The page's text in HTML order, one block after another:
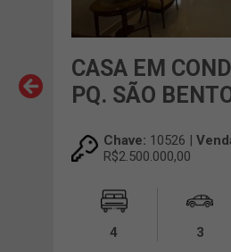
|
CASA EM
PQ. SÃO
Chave: 10526 |
R$2.500.000,00
4 3